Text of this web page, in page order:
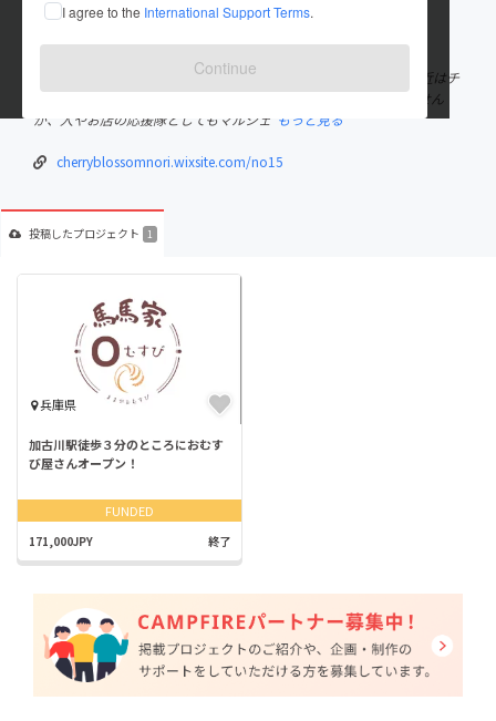
I agree to the International Support Terms.
Continue
在住国：日本 現在地：兵庫県
出身国：日本 出身地：大阪府
パワーストーン＆占いで活動中のcherry blossomのRuRiです。最近はチ
ラシや名刺作成で知っていただいている方の方が多いかもしれません
が、人やお店の応援隊としてもマルシェ もっと見る
cherryblossomnori.wixsite.com/no15
投稿したプロジェクト 1
兵庫県
加古川駅徒歩３分のところにおむす
び屋さんオープン！
FUNDED
171,000JPY 終了